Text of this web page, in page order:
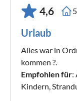
4,6 5
Urlaub
Alles war in
kommen ?.
Empfohlen für:
Kindern,